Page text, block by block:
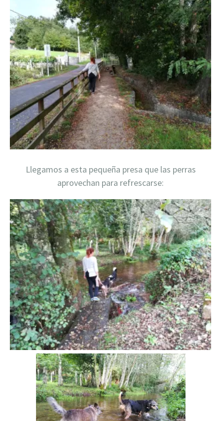
Llegamos a esta pequeña presa que las perras
aprovechan para refrescarse: